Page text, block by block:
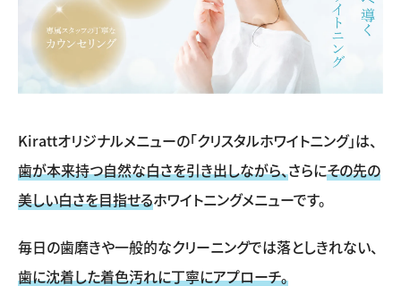
Kirattオリジナルメニューの「クリスタルホワイトニング」は、
歯が本来持つ自然な白さを引き出しながら、さらにその先の
美しい白さを目指せるホワイトニングメニューです。
毎日の歯磨きや一般的なクリーニングでは落としきれない、
歯に沈着した着色汚れに丁寧にアプローチ。